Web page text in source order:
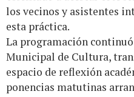
los vecinos y asistentes
esta práctica.
La programación
Municipal de Cultura,
espacio de reflexión
ponencias matutinas